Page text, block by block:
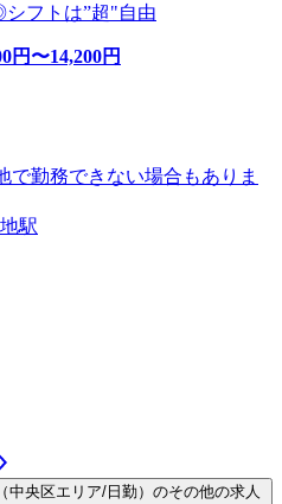
フトは”超"自由
円〜14,200円
勤務できない場合もありま
駅
中央区エリア/日勤）のその他の求人